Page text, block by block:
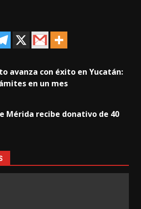
avanza con éxito en Yucatán:
en un mes
Mérida recibe donativo de 40